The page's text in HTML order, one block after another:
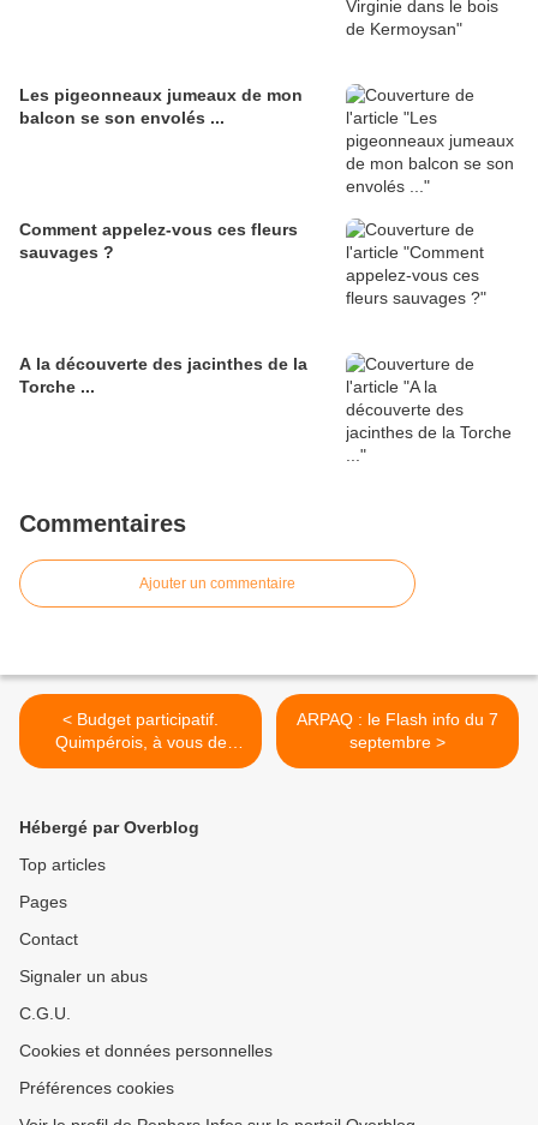
Les pigeonneaux jumeaux de mon
balcon se son envolés ...
Comment appelez-vous ces fleurs
sauvages ?
A la découverte des jacinthes de la
Torche ...
Commentaires
Ajouter un commentaire
< Budget participatif.
Quimpérois, à vous de
choisir maintenant
ARPAQ : le Flash info du 7
septembre >
Hébergé par Overblog
Top articles
Pages
Contact
Signaler un abus
C.G.U.
Cookies et données personnelles
Préférences cookies